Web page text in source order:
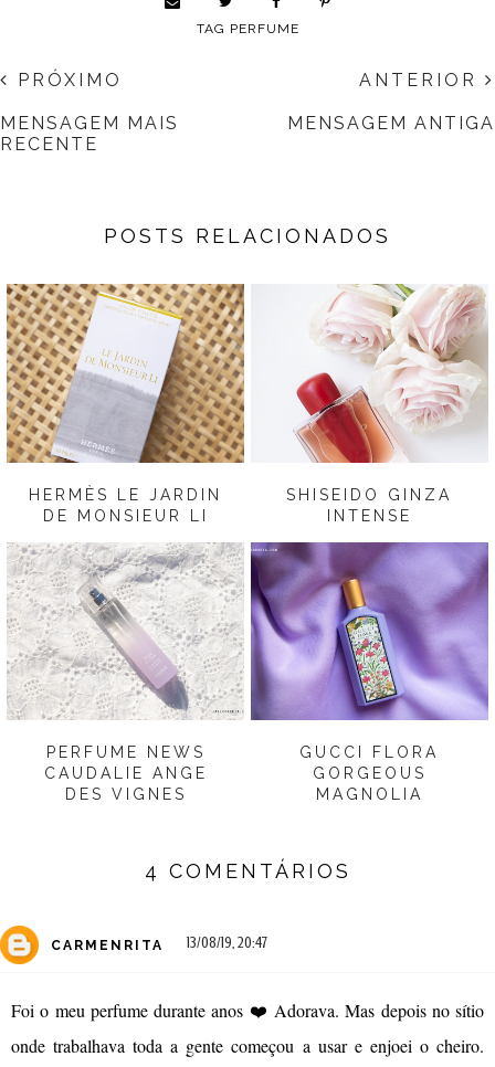
TAG PERFUME
ANTERIOR
MENSAGEM ANTIGA
PRÓXIMO
MENSAGEM MAIS
RECENTE
POSTS RELACIONADOS
HERMÈS LE JARDIN
DE MONSIEUR LI
SHISEIDO GINZA
INTENSE
PERFUME NEWS
CAUDALIE ANGE
DES VIGNES
GUCCI FLORA
GORGEOUS
MAGNOLIA
4 COMENTÁRIOS
CARMENRITA 13/08/19, 20:47
Foi o meu perfume durante anos ❤️ Adorava. Mas depois no sítio
onde trabalhava toda a gente começou a usar e enjoei o cheiro.